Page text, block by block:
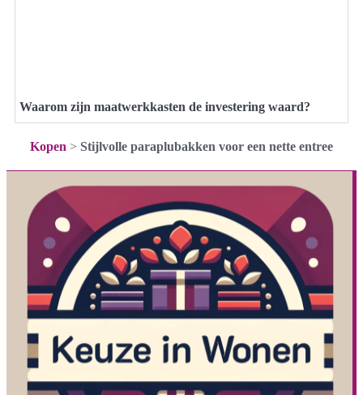
Waarom zijn maatwerkkasten de investering waard?
Kopen > Stijlvolle paraplubakken voor een nette entree